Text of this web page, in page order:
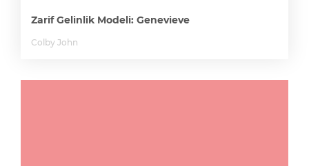
Zarif Gelinlik Modeli: Genevieve
Colby John